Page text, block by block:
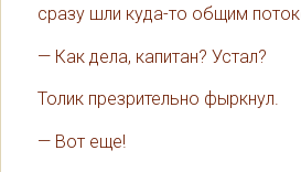
сразу шли куда-то общим
— Как дела, капитан? Устал?
Толик презрительно фыркнул.
— Вот еще!